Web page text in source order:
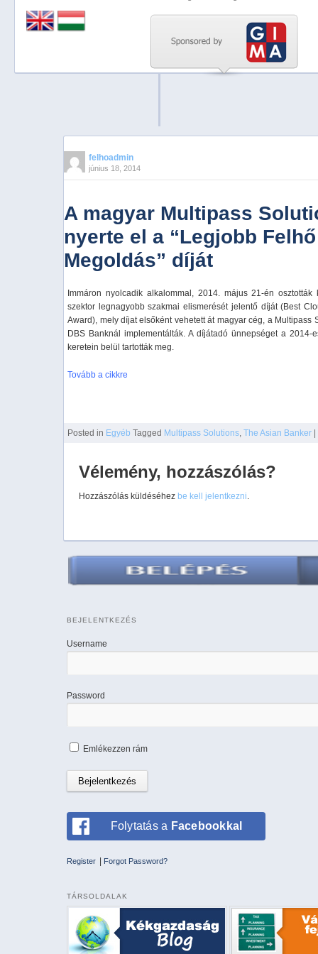
felhoadmin
június 18, 2014
A magyar Multipass
nyerte el a “Legjobb
Megoldás” díját
Immáron nyolcadik alkalommal, 2014. május 21-én
szektor legnagyobb szakmai elismerését jelentő díját (Best
Award), mely díjat elsőként vehetett át magyar cég, a
DBS Banknál implementálták. A díjátadó ünnepséget a
keretein belül tartották meg.
Tovább a cikkre
Posted in Egyéb Tagged Multipass Solutions, The Asian Banker |
Vélemény, hozzászólás?
Hozzászólás küldéséhez be kell jelentkezni.
BEJELENTKEZÉS
Username
Password
Emlékezzen rám
Folytatás a Facebookkal
Register Forgot Password?
TÁRSOLDALAK